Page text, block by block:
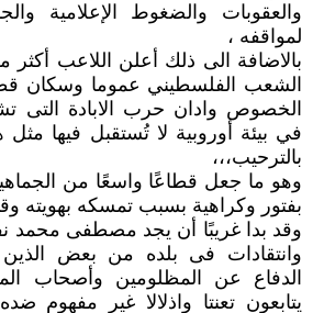
والعقوبات والضغوط الإعلامية
لمواقفه ،
بالاضافة الى ذلك أعلن اللاعب
الشعب الفلسطيني عموما وسكان
الخصوص وادان حرب الابادة
في بيئة أوروبية لا تُستقبل فيها مثل
بالترحيب،،،
وهو ما جعل قطاعًا واسعًا من
بفتور وكراهية بسبب تمسكه بهويته
وقد بدا غريبًا أن يجد مصطفى محمد
وانتقادات فى بلده من بعض
الدفاع عن المظلومين وأصحاب
يتابعون تعنتا واذلالا غير